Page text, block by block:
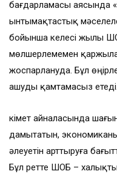
бағдарламасы аясында
ынтымақтастық
бойынша келесі жылы
мөлшерлемемен
жоспарлануда. Бұл
ашуды қамтамасыз етеді.
Үкімет айналасында
дамытатын,
әлеуетін арттыруға
Бұл ретте ШОБ – халықты